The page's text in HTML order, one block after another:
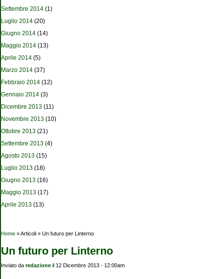
Settembre 2014 (1)
Luglio 2014 (20)
Giugno 2014 (14)
Maggio 2014 (13)
Aprile 2014 (5)
Marzo 2014 (37)
Febbraio 2014 (12)
Gennaio 2014 (3)
Dicembre 2013 (11)
Novembre 2013 (10)
Ottobre 2013 (21)
Settembre 2013 (4)
Agosto 2013 (15)
Luglio 2013 (18)
Giugno 2013 (16)
Maggio 2013 (17)
Aprile 2013 (13)
Tu sei qui
Home » Articoli » Un futuro per Linterno
Un futuro per Linterno
Inviato da redazione il 12 Dicembre 2013 - 12:00am